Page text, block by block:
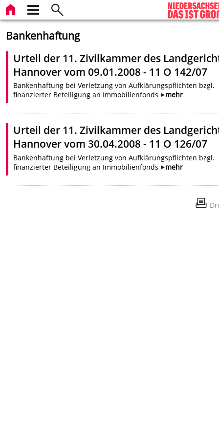
Bankenhaftung
Urteil der 11. Zivilkammer des
Hannover vom 09.01.2008 - 11 O 142/07
Bankenhaftung bei Verletzung von Aufklärungspflichten bzgl.
finanzierter Beteiligung an Immobilienfonds
mehr
Urteil der 11. Zivilkammer des
Hannover vom 30.04.2008 - 11 O 126/07
Bankenhaftung bei Verletzung von Aufklärungspflichten bzgl.
finanzierter Beteiligung an Immobilienfonds
mehr